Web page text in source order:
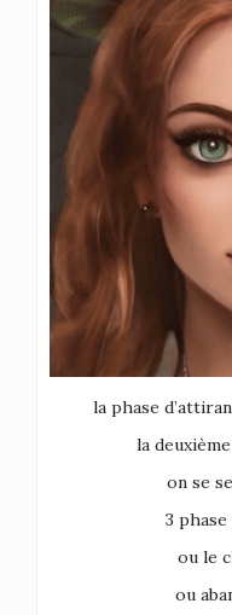
la phase
la
on se
3
ou le
ou